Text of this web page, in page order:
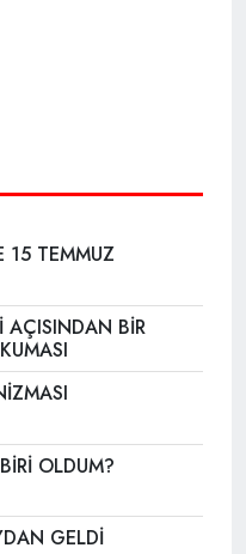
15 TEMMUZ
AÇISINDAN BİR
OLDUM?
GELDİ